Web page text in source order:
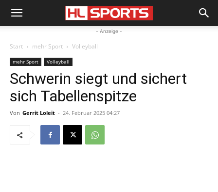
- Anzeige -
Start mehr Sport Volleyball
mehr Sport Volleyball
Schwerin siegt und sichert
sich Tabellenspitze
Von Gerrit Loleit - 24. Februar 2025 04:27